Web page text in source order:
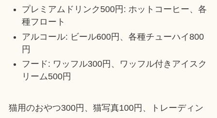
プレミアムドリンク500円: ホットコーヒー、各
種フロート
アルコール: ビール600円、各種チューハイ800
円
フード: ワッフル300円、ワッフル付きアイスク
リーム500円
猫用のおやつ300円、猫写真100円、トレーディン